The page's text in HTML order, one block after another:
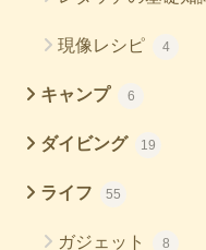
現像レシピ 4
キャンプ 6
ダイビング 19
ライフ 55
ガジェット 8